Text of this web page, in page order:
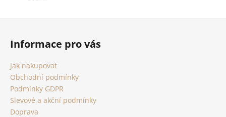
Z
Informace pro vás
Jak nakupovat
Obchodní podmínky
Podmínky GDPR
Slevové a akční podmínky
Doprava